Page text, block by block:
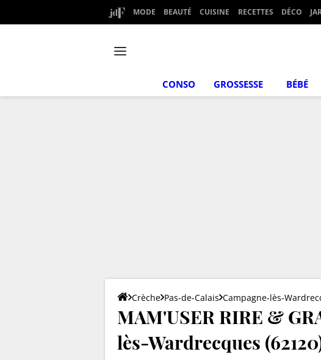
MODE BEAUTÉ CUISINE RECETTES DÉCO
CONSO GROSSESSE BÉBÉ
Crèche Pas-de-Calais Campagne-lès-
MAM'USER RIRE &
lès-Wardrecques